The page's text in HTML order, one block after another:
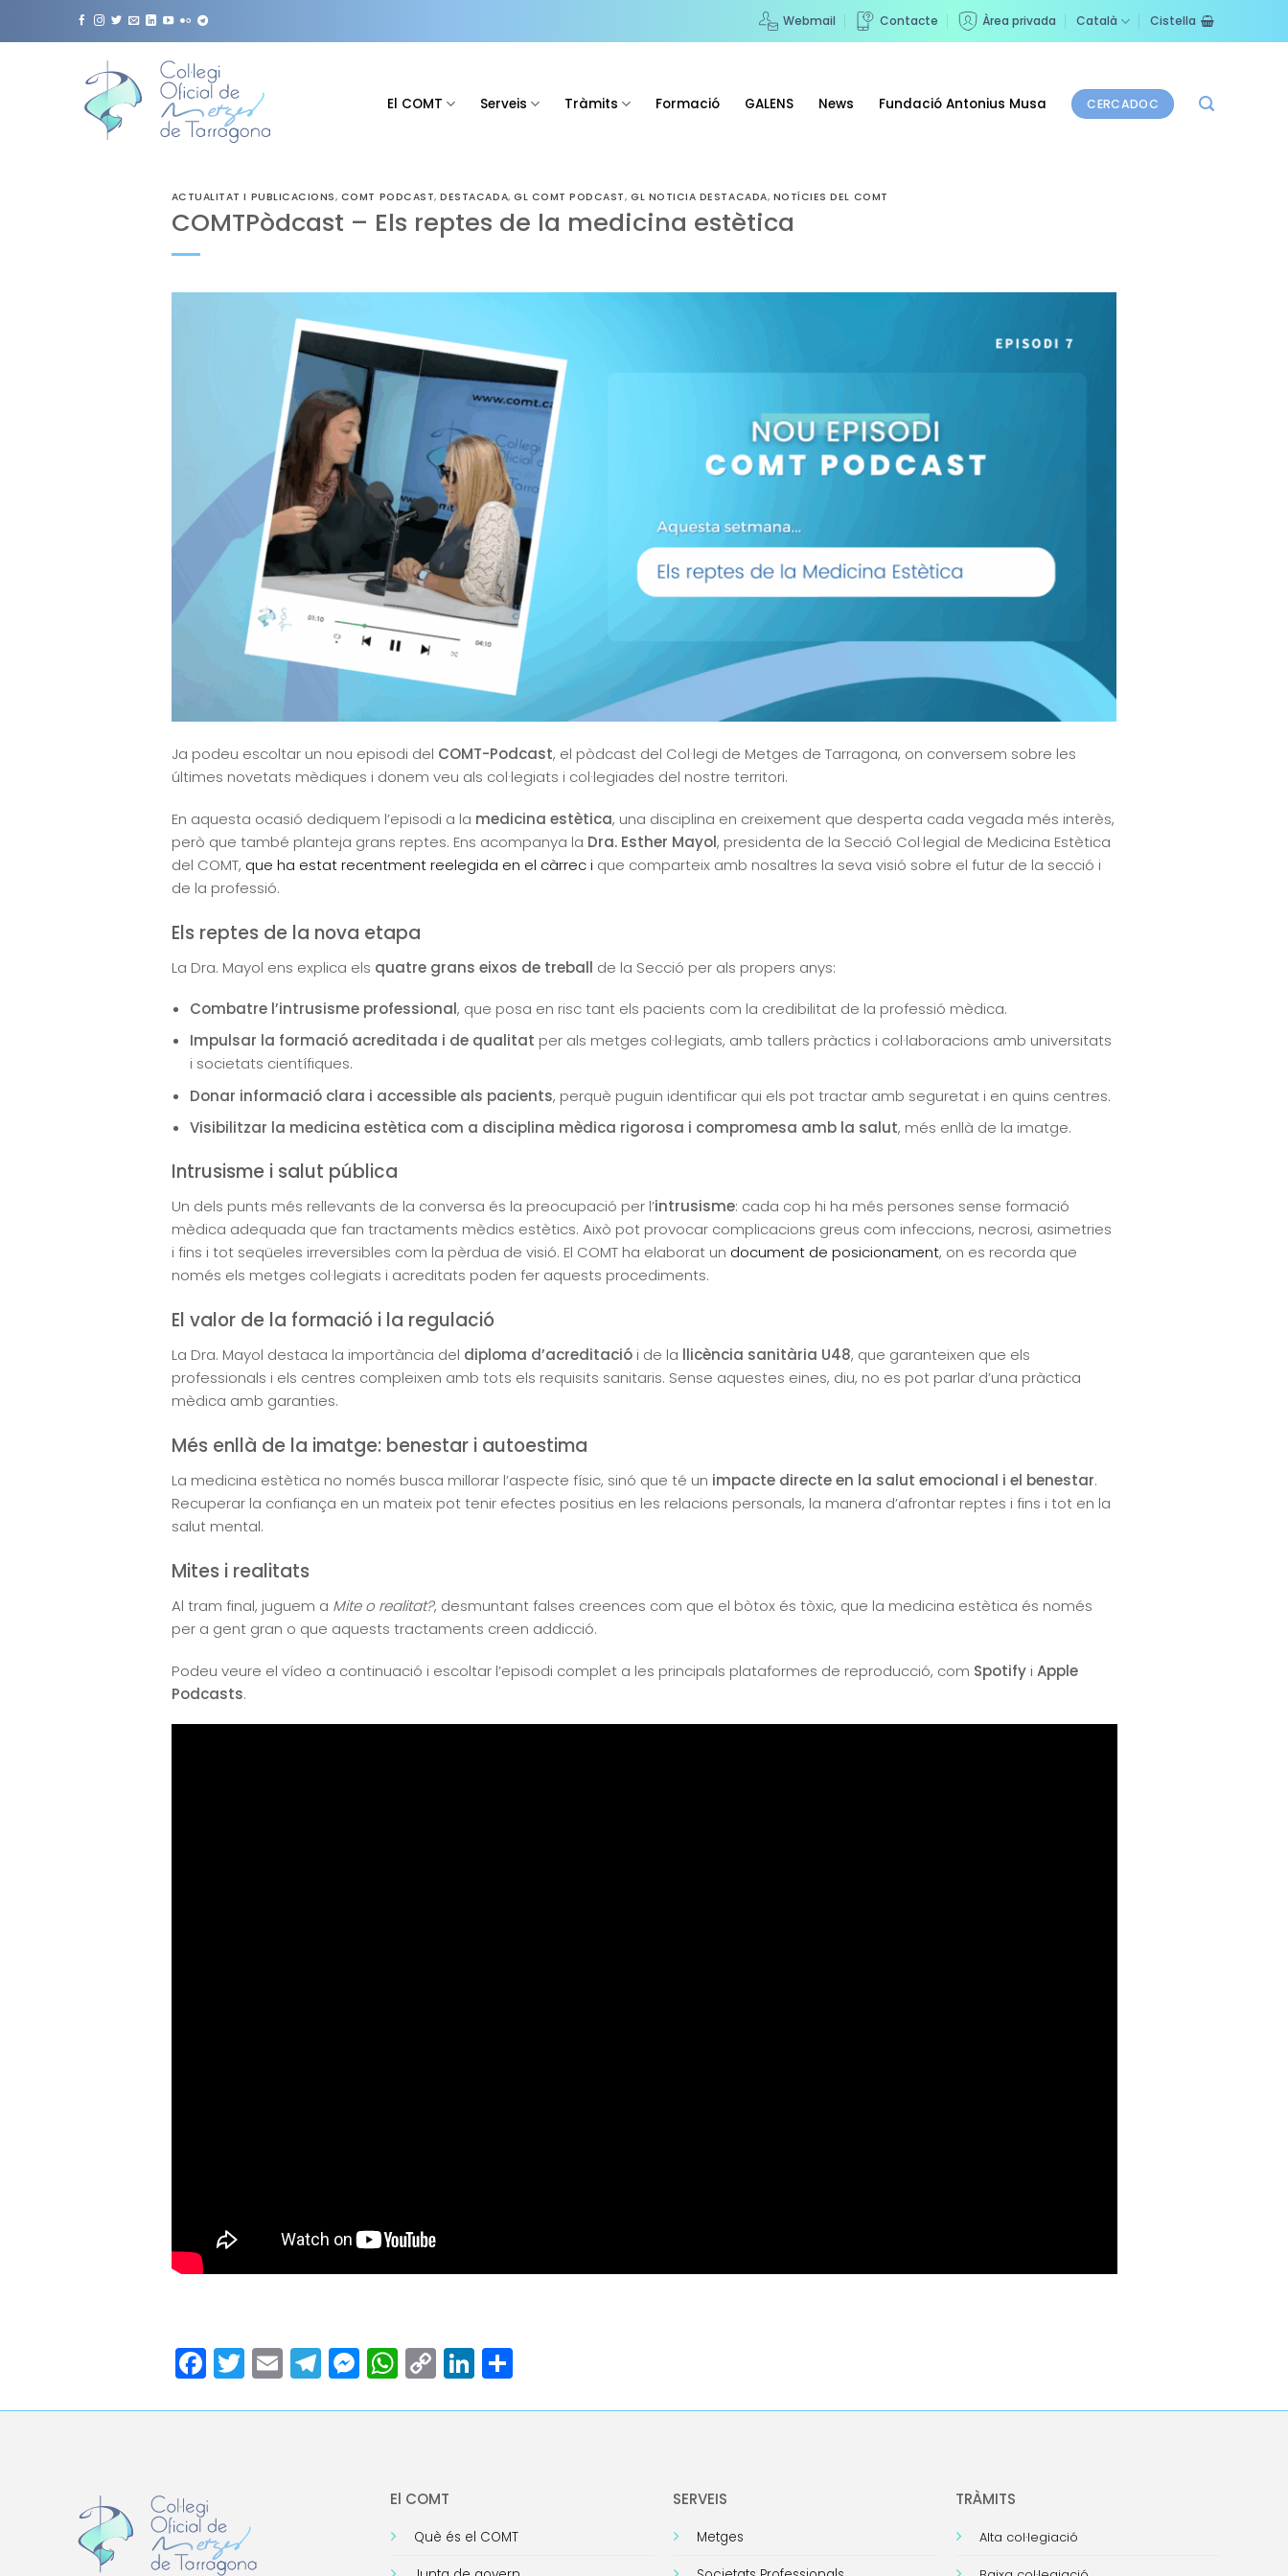
Webmail Contacte Àrea privada Català Cistella
El COMT Serveis Tràmits Formació GALENS News Fundació Antonius Musa CERCADOC
ACTUALITAT I PUBLICACIONS, COMT PODCAST,DESTACADA,GL COMT PODCAST,GL NOTICIA DESTACADA, NOTÍCIES DEL COMT
COMTPòdcast – Els reptes de la medicina estètica
Ja podeu escoltar un nou episodi del COMT-Podcast, el pòdcast del Col·legi de Metges de Tarragona, on conversem sobre les
últimes novetats mèdiques i donem veu als col·legiats i col·legiades del nostre territori.
En aquesta ocasió dediquem l’episodi a la medicina estètica, una disciplina en creixement que desperta cada vegada més interès,
però que també planteja grans reptes. Ens acompanya la Dra. Esther Mayol, presidenta de la Secció Col·legial de Medicina Estètica
del COMT, que ha estat recentment reelegida en el càrrec i que comparteix amb nosaltres la seva visió sobre el futur de la secció i
de la professió.
Els reptes de la nova etapa
La Dra. Mayol ens explica els quatre grans eixos de treball de la Secció per als propers anys:
Combatre l’intrusisme professional, que posa en risc tant els pacients com la credibilitat de la professió mèdica.
Impulsar la formació acreditada i de qualitat per als metges col·legiats, amb tallers pràctics i col·laboracions amb universitats
i societats científiques.
Donar informació clara i accessible als pacients, perquè puguin identificar qui els pot tractar amb seguretat i en quins centres.
Visibilitzar la medicina estètica com a disciplina mèdica rigorosa i compromesa amb la salut, més enllà de la imatge.
Intrusisme i salut pública
Un dels punts més rellevants de la conversa és la preocupació per l’intrusisme: cada cop hi ha més persones sense formació
mèdica adequada que fan tractaments mèdics estètics. Això pot provocar complicacions greus com infeccions, necrosi, asimetries
i fins i tot seqüeles irreversibles com la pèrdua de visió. El COMT ha elaborat un document de posicionament, on es recorda que
només els metges col·legiats i acreditats poden fer aquests procediments.
El valor de la formació i la regulació
La Dra. Mayol destaca la importància del diploma d’acreditaciói de la llicència sanitària U48, que garanteixen que els
professionals i els centres compleixen amb tots els requisits sanitaris. Sense aquestes eines, diu, no es pot parlar d’una pràctica
mèdica amb garanties.
Més enllà de la imatge: benestar i autoestima
La medicina estètica no només busca millorar l’aspecte físic, sinó que té un impacte directe en la salut emocional i el benestar.
Recuperar la confiança en un mateix pot tenir efectes positius en les relacions personals, la manera d’afrontar reptes i fins i tot en la
salut mental.
Mites i realitats
Al tram final, juguem a Mite o realitat?, desmuntant falses creences com que el bòtox és tòxic, que la medicina estètica és només
per a gent gran o que aquests tractaments creen addicció.
Podeu veure el vídeo a continuació i escoltar l’episodi complet a les principals plataformes de reproducció, com Spotifyi Apple
Podcasts.
Facebook
Twitter
EmailTelegram
Messenger
WhatsApp
Copy
Link
LinkedIn
Comparteix
El COMT
Què és el COMT
SERVEIS
Metges
TRÀMITS
Alta col·legiació